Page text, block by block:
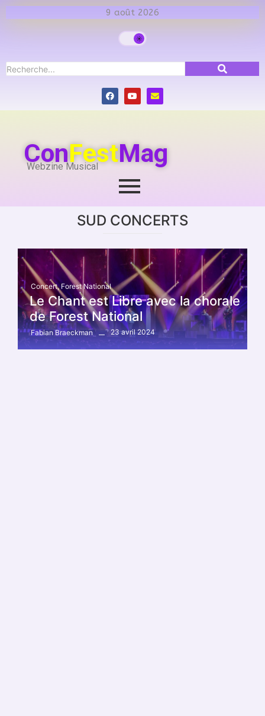
9 août 2026
ConFestMag
Webzine Musical
SUD CONCERTS
Concert, Forest National
Le Chant est Libre avec la chorale
de Forest National
Fabian Braeckman 23 avril 2024